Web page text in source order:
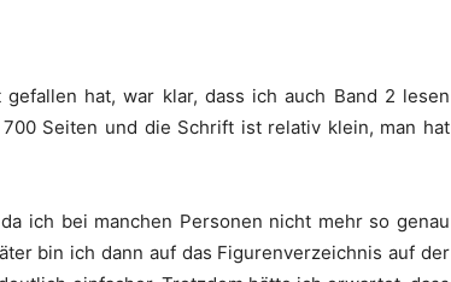
hat, war klar, dass ich auch Band 2 lesen
Seiten und die Schrift ist relativ klein, man hat
ich bei manchen Personen nicht mehr so genau
bin ich dann auf das Figurenverzeichnis auf der